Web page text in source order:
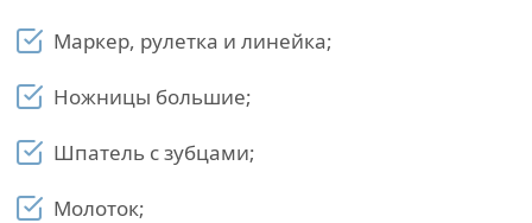
Маркер, рулетка и линейка;
Ножницы большие;
Шпатель с зубцами;
Молоток;